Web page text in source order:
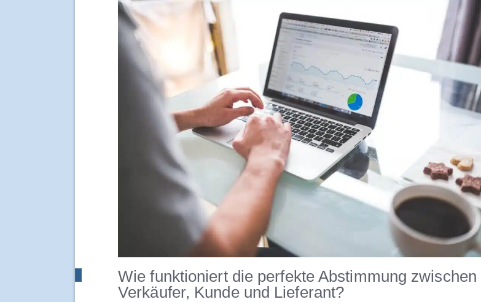
Wie funktioniert die perfekte Abstimmung zwischen
Verkäufer, Kunde und Lieferant?